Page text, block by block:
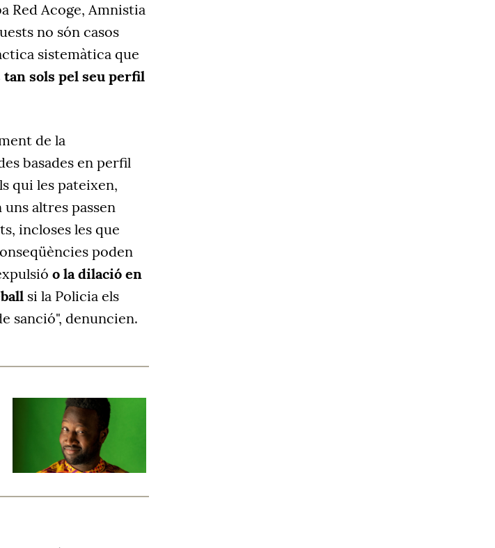
Red Acoge, Amnistia
no són casos
sistemàtica que
tan sols pel seu perfil
de la
basades en perfil
qui les pateixen,
altres passen
incloses les que
poden
o la dilació en
si la Policia els
sanció", denuncien.